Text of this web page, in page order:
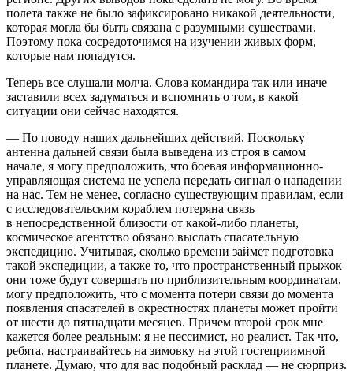
полета также не было зафиксировано никакой деятельности,
которая могла бы быть связана с разумными существами.
Поэтому пока сосредоточимся на изучении живых форм,
которые нам попадутся.
Теперь все слушали молча. Слова командира так или иначе
заставили всех задуматься и вспомнить о том, в какой
ситуации они сейчас находятся.
— По поводу наших дальнейших действий. Поскольку
антенна дальней связи была выведена из строя в самом
начале, я могу предположить, что боевая информационно-
управляющая система не успела передать сигнал о нападении
на нас. Тем не менее, согласно существующим правилам, если
с исследовательским кораблем потеряна связь
в непосредственной близости от какой-либо планеты,
космическое агентство обязано выслать спасательную
экспедицию. Учитывая, сколько времени займет подготовка
такой экспедиции, а также то, что пространственный прыжок
они тоже будут совершать по приблизительным координатам,
могу предположить, что с момента потери связи до момента
появления спасателей в окрестностях планеты может пройти
от шести до пятнадцати месяцев. Причем второй срок мне
кажется более реальным: я не пессимист, но реалист. Так что,
ребята, настраивайтесь на зимовку на этой гостеприимной
планете. Думаю, что для вас подобный расклад — не сюрприз.